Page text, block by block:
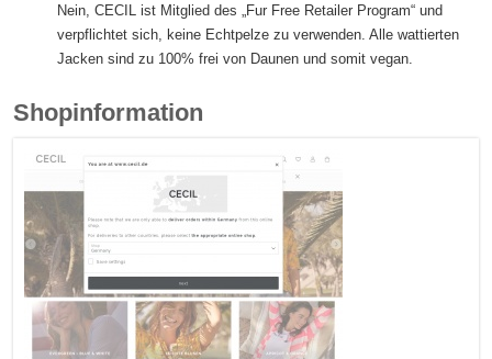
Nein, CECIL ist Mitglied des „Fur Free Retailer Program“ und
verpflichtet sich, keine Echtpelze zu verwenden. Alle wattierten
Jacken sind zu 100% frei von Daunen und somit vegan.
Shopinformation